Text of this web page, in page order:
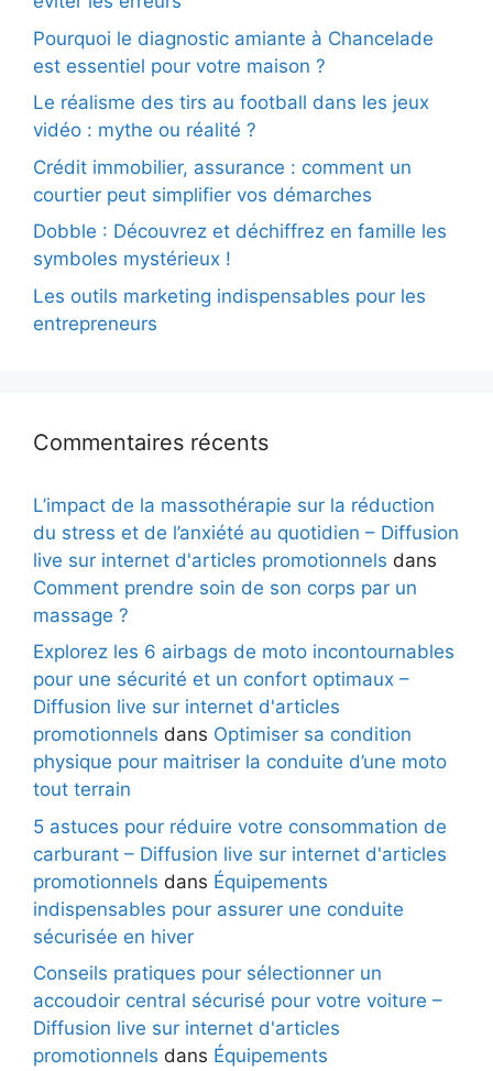
Pourquoi le diagnostic amiante à Chancelade
est essentiel pour votre maison ?
Le réalisme des tirs au football dans les jeux
vidéo : mythe ou réalité ?
Crédit immobilier, assurance : comment un
courtier peut simplifier vos démarches
Dobble : Découvrez et déchiffrez en famille les
symboles mystérieux !
Les outils marketing indispensables pour les
entrepreneurs
Commentaires récents
L’impact de la massothérapie sur la réduction
du stress et de l’anxiété au quotidien – Diffusion
live sur internet d'articles promotionnels dans
Comment prendre soin de son corps par un
massage ?
Explorez les 6 airbags de moto incontournables
pour une sécurité et un confort optimaux –
Diffusion live sur internet d'articles
promotionnels dans Optimiser sa condition
physique pour maitriser la conduite d’une moto
tout terrain
5 astuces pour réduire votre consommation de
carburant – Diffusion live sur internet d'articles
promotionnels dans Équipements
indispensables pour assurer une conduite
sécurisée en hiver
Conseils pratiques pour sélectionner un
accoudoir central sécurisé pour votre voiture –
Diffusion live sur internet d'articles
promotionnels dans Équipements